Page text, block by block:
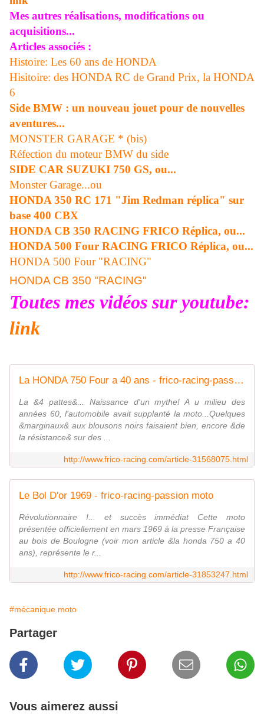
Mes autres réalisations, modifications ou
acquisitions...
Articles associés :
Histoire: Les 60 ans de HONDA
Hisitoire: des HONDA RC de Grand Prix, la HONDA
6
Side BMW : un nouveau jouet pour de nouvelles
aventures...
MONSTER GARAGE * (bis)
Réfection du moteur BMW du side
SIDE CAR SUZUKI 750 GS, ou...
Monster Garage...ou
HONDA 350 RC 171 "Jim Redman réplica" sur
base 400 CBX
HONDA CB 350 RACING FRICO Réplica, ou...
HONDA 500 Four RACING FRICO Réplica, ou...
HONDA 500 Four "RACING"
HONDA CB 350 "RACING"
Toutes mes vidéos sur youtube:
link
La HONDA 750 Four a 40 ans - frico-racing-passion moto
La &4 pattes&... Naissance d'un mythe! A u milieu des
années 60, l'automobile avait supplanté la moto...Quelques
&marginaux& aux blousons noirs faisaient bien, encore &de
la résistance& sur des ...
http://www.frico-racing.com/article-31568075.html
Le Bol D'or 1969 - frico-racing-passion moto
Révolutionnaire !... et succès immédiat Cette moto
présentée officiellement en mars 1969 à la presse Française
au bois de Boulogne (voir mon article &la honda 750 a 40
ans), représente le r...
http://www.frico-racing.com/article-31853247.html
#mécanique moto
Partager
Vous aimerez aussi